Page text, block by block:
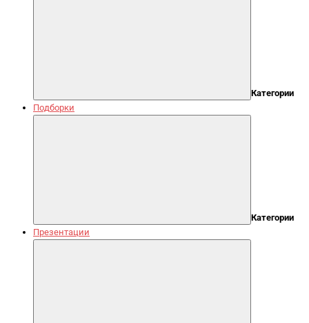
Категории
Подборки
Категории
Презентации